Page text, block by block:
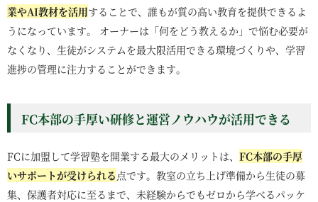
業やAI教材を活用することで、誰もが質の高い教育を提供できるよ
うになっています。 オーナーは「何をどう教えるか」で悩む必要が
なくなり、生徒がシステムを最大限活用できる環境づくりや、学習
進捗の管理に注力することができます。
FC本部の手厚い研修と運営ノウハウが活用できる
FCに加盟して学習塾を開業する最大のメリットは、 FC本部の手厚
いサポートが受けられる 点です。教室の立ち上げ準備から生徒の募
集、保護者対応に至るまで、未経験からでもゼロから学べるパッケ